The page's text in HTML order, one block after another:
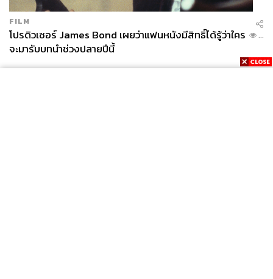
FILM
โปรดิวเซอร์ James Bond เผยว่าแฟนหนังมีสิทธิ์ได้รู้ว่าใคร
จะมารับบทนำช่วงปลายปีนี้
...